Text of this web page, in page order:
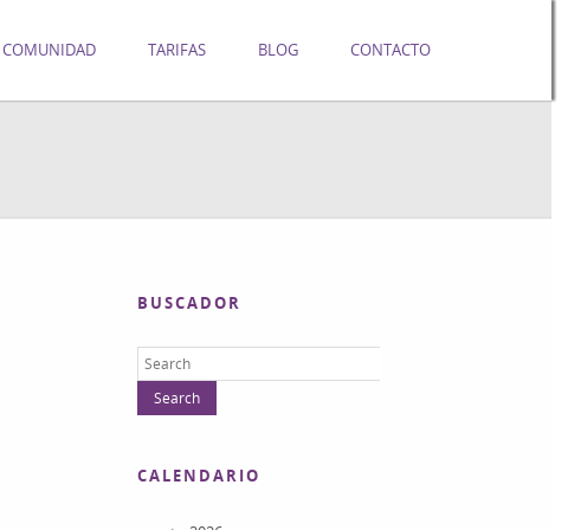
COMUNIDAD TARIFAS BLOG CONTACTO
BUSCADOR
CALENDARIO